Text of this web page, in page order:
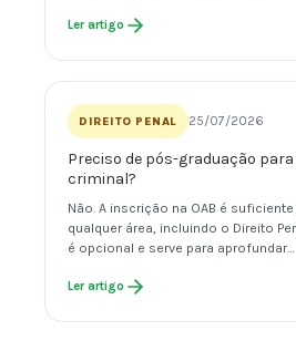
Ler artigo
DIREITO PENAL 25/07/2026
Preciso de pós-graduação
criminal?
Não. A inscrição na OAB é
qualquer área, incluindo o Direito
é opcional e serve para aprofundar…
Ler artigo